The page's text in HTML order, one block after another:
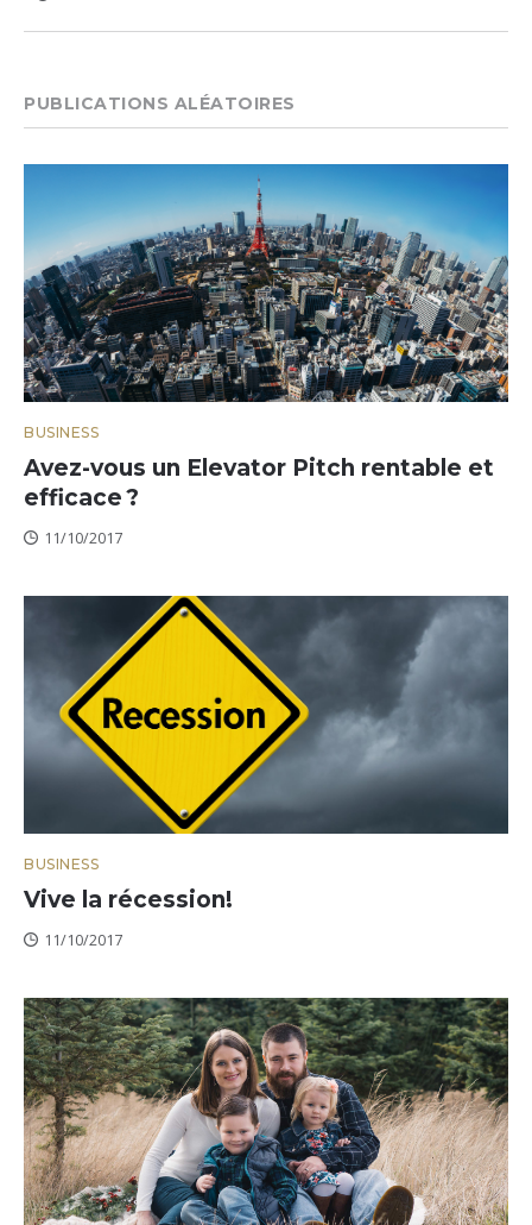
PUBLICATIONS ALÉATOIRES
BUSINESS
Avez-vous un Elevator Pitch rentable et
efficace ?
11/10/2017
BUSINESS
Vive la récession!
11/10/2017